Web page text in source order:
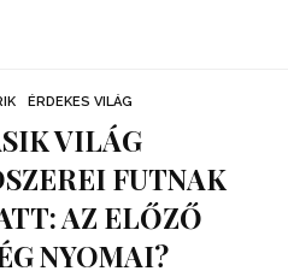
ÉRDEKES VILÁG
VILÁG
FUTNAK
AZ ELŐZŐ
NYOMAI?